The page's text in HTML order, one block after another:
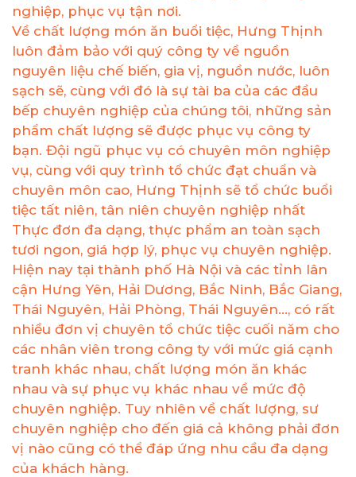
nghiệp, phục vụ tận nơi.
Về chất lượng món ăn buổi tiệc, Hưng Thịnh
luôn đảm bảo với quý công ty về nguồn
nguyên liệu chế biến, gia vị, nguồn nước, luôn
sạch sẽ, cùng với đó là sự tài ba của các đầu
bếp chuyên nghiệp của chúng tôi, những sản
phẩm chất lượng sẽ được phục vụ công ty
bạn. Đội ngũ phục vụ có chuyên môn nghiệp
vụ, cùng với quy trình tổ chức đạt chuẩn và
chuyên môn cao, Hưng Thịnh sẽ tổ chức buổi
tiệc tất niên, tân niên chuyên nghiệp nhất
Thực đơn đa dạng, thực phẩm an toàn sạch
tươi ngon, giá hợp lý, phục vụ chuyên nghiệp.
Hiện nay tại thành phố Hà Nội và các tỉnh lân
cận Hưng Yên, Hải Dương, Bắc Ninh, Bắc Giang,
Thái Nguyên, Hải Phòng, Thái Nguyên..., có rất
nhiều đơn vị chuyên tổ chức tiệc cuối năm cho
các nhân viên trong công ty với mức giá cạnh
tranh khác nhau, chất lượng món ăn khác
nhau và sự phục vụ khác nhau về mức độ
chuyên nghiệp. Tuy nhiên về chất lượng, sư
chuyên nghiệp cho đến giá cả không phải đơn
vị nào cũng có thể đáp ứng nhu cầu đa dạng
của khách hàng.